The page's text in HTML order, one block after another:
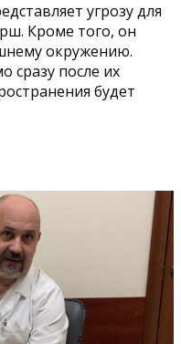
угрозу для
Кроме того, он
окружению.
сразу после их
будет